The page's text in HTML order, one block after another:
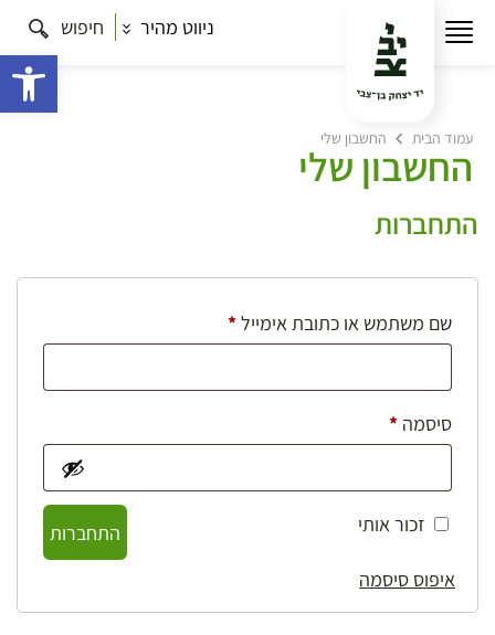
ניווט מהיר חיפוש
עמוד הבית החשבון שלי
החשבון שלי
התחברות
שם משתמש או כתובת אימייל*חובה
סיסמה *חובה
זכור אותי
התחברות
איפוס סיסמה